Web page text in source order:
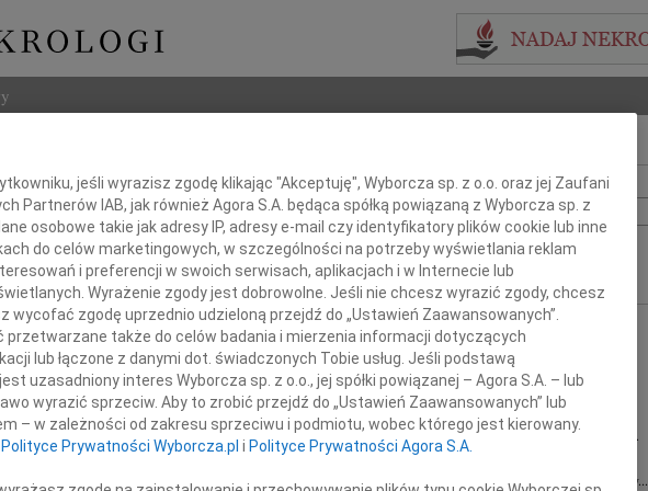
trwa w pamięci żywych"
i Grzegorzowi
Imię i nazwisko lub numer ogłoszenia:
+ szukanie zaawansowane
INNE NEKROLOGI
06.08.2026Gdańsk
Drogi Piotrze Koleżanki i Koledzy z firmy...
05.08.2026Gdańsk
Nasze Koleżance Renacie Sęk w trudnych...
04.08.2026
Gdańsk
Panu Piotrowi Widzowi Radnemu Sejmiku...
Zofia Mazurek
Naszej Koleżance Beacie Rumińskiej wyrazy...
jeśli wyrazisz zgodę klikając "Akceptuję", Wyborcza sp. z o.o. oraz jej Zaufani
Partnerów IAB, jak również Agora S.A. będąca spółką powiązaną z Wyborcza sp. z
osobowe takie jak adresy IP, adresy e-mail czy identyfikatory plików cookie lub inne
do celów marketingowych, w szczególności na potrzeby wyświetlania reklam
i preferencji w swoich serwisach, aplikacjach i w Internecie lub
Wyrażenie zgody jest dobrowolne. Jeśli nie chcesz wyrazić zgody, chcesz
wycofać zgodę uprzednio udzieloną przejdź do „Ustawień Zaawansowanych”.
przetwarzane także do celów badania i mierzenia informacji dotyczących
lub łączone z danymi dot. świadczonych Tobie usług. Jeśli podstawą
uzasadniony interes Wyborcza sp. z o.o., jej spółki powiązanej – Agora S.A. – lub
wyrazić sprzeciw. Aby to zrobić przejdź do „Ustawień Zaawansowanych” lub
– w zależności od zakresu sprzeciwu i podmiotu, wobec którego jest kierowany.
Polityce Prywatności Wyborcza.pl i Polityce Prywatności Agora S.A.